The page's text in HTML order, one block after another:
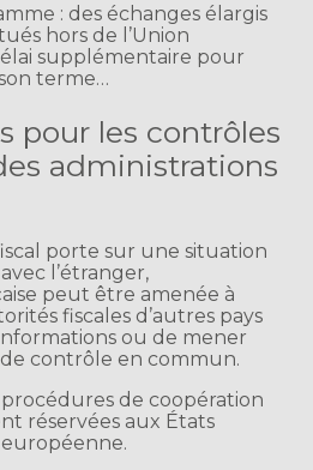
: des échanges élargis
hors de l’Union
supplémentaire pour
terme…
pour les contrôles
administrations
porte sur une situation
l’étranger,
peut être amenée à
fiscales d’autres pays
ou de mener
contrôle en commun.
procédures de coopération
réservées aux États